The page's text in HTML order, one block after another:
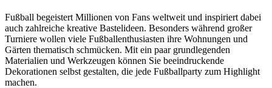
Fußball begeistert Millionen von Fans weltweit und inspiriert dabei
auch zahlreiche kreative Bastelideen. Besonders während großer
Turniere wollen viele Fußballenthusiasten ihre Wohnungen und
Gärten thematisch schmücken. Mit ein paar grundlegenden
Materialien und Werkzeugen können Sie beeindruckende
Dekorationen selbst gestalten, die jede Fußballparty zum Highlight
machen.